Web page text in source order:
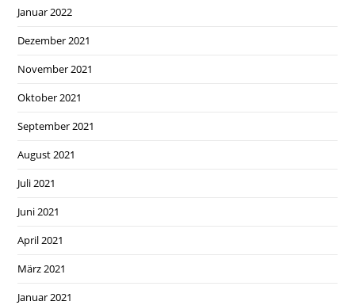
Januar 2022
Dezember 2021
November 2021
Oktober 2021
September 2021
August 2021
Juli 2021
Juni 2021
April 2021
März 2021
Januar 2021